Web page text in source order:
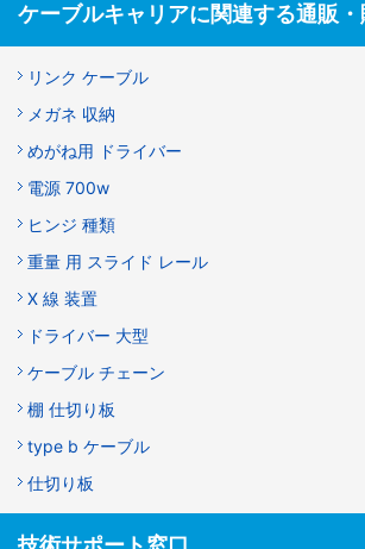
ケーブルキャリアに関連する通販
リンク ケーブル
メガネ 収納
めがね用 ドライバー
電源 700w
ヒンジ 種類
重量 用 スライド レール
X 線 装置
ドライバー 大型
ケーブル チェーン
棚 仕切り板
type b ケーブル
仕切り板